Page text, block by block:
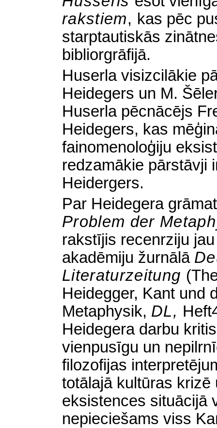
rakstiem, kas pēc
starptautiskās
bibliorgrāfijā.
Huserla visizcilākie
Heidegers un M.
Huserla pēcnācējs
Heidegers, kas
fainomenoloģiju
redzamākie pārstāvji
Heidergers.
Par Heidegera
Problem der
rakstījis recenrziju
akadēmiju žurnālā
Literaturzeitung
Heidegger, Kant und
Metaphysik, DL,
Heidegera darbu
vienpusīgu un
filozofijas
totālajā kultūras
eksistences situācijā
nepieciešams viss